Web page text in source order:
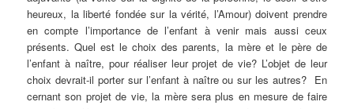
heureux, la liberté fondée sur la vérité, l’Amour) doivent prendre
en compte l’importance de l’enfant à venir mais aussi ceux
présents. Quel est le choix des parents, la mère et le père de
l’enfant à naître, pour réaliser leur projet de vie? L’objet de leur
choix devrait-il porter sur l’enfant à naître ou sur les autres? En
cernant son projet de vie, la mère sera plus en mesure de faire